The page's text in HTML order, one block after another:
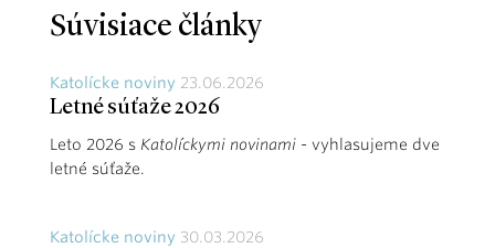
Súvisiace články
Katolícke noviny 23.06.2026
Letné súťaže 2026
Leto 2026 s Katolíckymi novinami - vyhlasujeme dve
letné súťaže.
Katolícke noviny 30.03.2026